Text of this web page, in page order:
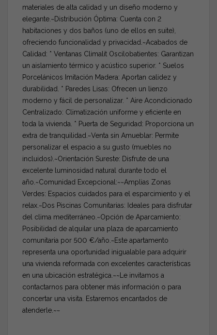
materiales de alta calidad y un diseño moderno y
elegante.~Distribución Óptima: Cuenta con 2
habitaciones y dos baños (uno de ellos en suite),
ofreciendo funcionalidad y privacidad.~Acabados de
Calidad: * Ventanas Climalit Oscilobatientes: Garantizan
un aislamiento térmico y acústico superior. * Suelos
Porcelánicos Imitación Madera: Aportan calidez y
durabilidad. * Paredes Lisas: Ofrecen un lienzo
moderno y fácil de personalizar. * Aire Acondicionado
Centralizado: Climatización uniforme y eficiente en
toda la vivienda. * Puerta de Seguridad: Proporciona un
extra de tranquilidad.~Venta sin Amueblar: Permite
personalizar el espacio a su gusto (muebles no
incluidos).~Orientación Sureste: Disfrute de una
excelente luminosidad natural durante todo el
año.~Comunidad Excepcional:~~Amplias Zonas
Verdes: Espacios cuidados para el esparcimiento y el
relax.~Dos Piscinas Comunitarias: Ideales para disfrutar
del clima mediterráneo.~Opción de Aparcamiento:
Posibilidad de alquilar una plaza de aparcamiento
comunitaria por 500 €/año.~Este apartamento
representa una oportunidad inigualable para adquirir
una vivienda reformada con excelentes características
en una ubicación estratégica.~~Le invitamos a
contactarnos para obtener más información o para
concertar una visita. Estaremos encantados de
atenderle.~~